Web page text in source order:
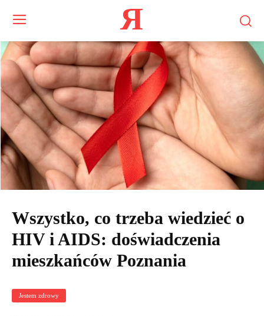
Я
Wszystko, co trzeba wiedzieć o
HIV i AIDS: doświadczenia
mieszkańców Poznania
Jestem zdrowy